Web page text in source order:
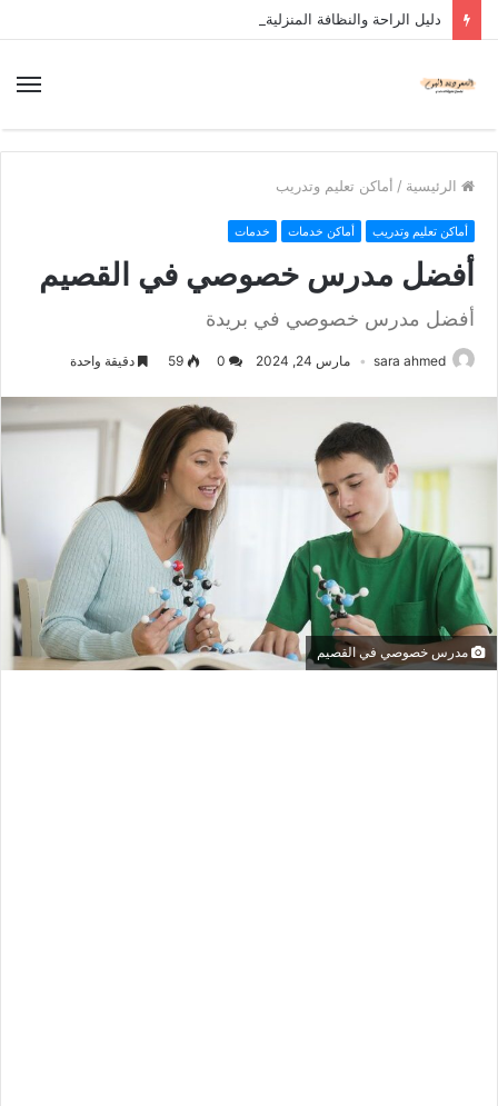
دليل الراحة والنظافة المنزلية
الرئيسية / أماكن تعليم وتدريب
أماكن تعليم وتدريب أماكن خدمات خدمات
أفضل مدرس خصوصي في القصيم
أفضل مدرس خصوصي في بريدة
sara ahmed مارس 24, 2024 59 دقيقة واحدة
مدرس خصوصي في القصيم